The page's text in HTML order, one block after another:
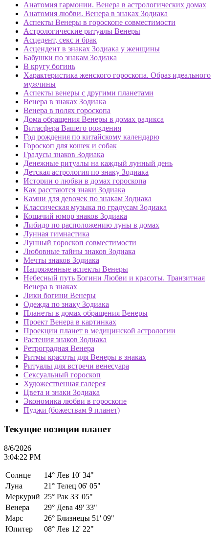
Анатомия гармонии. Венера в астрологических домах
Анатомия любви. Венера в знаках Зодиака
Аспекты Венеры в гороскопе совместимости
Астрологические ритуалы Венеры
Асцедент, секс и брак
Асцендент в знаках Зодиака у женщины
Бабушки по знакам Зодиака
В кругу богинь
Характеристика женского гороскопа. Образ идеального
мужчины
Аспекты венеры с другими планетами
Венера в знаках Зодиака
Венера в полях гороскопа
Дома обращения Венеры в домах радикса
Витасфера Вашего рождения
Год рождения по китайскому календарю
Гороскоп для кошек и собак
Градусы знаков Зодиака
Денежные ритуалы на каждый лунный день
Детская астрология по знаку Зодиака
Истории о любви в домах гороскопа
Как расстаются знаки Зодиака
Камни для девочек по знакам Зодиака
Классическая музыка по градусам Зодиака
Кошачий юмор знаков Зодиака
Либидо по расположению луны в домах
Лунная гимнастика
Лунный гороскоп совместимости
Любовные тайны знаков Зодиака
Мечты знаков Зодиака
Напряженные аспекты Венеры
Небесный путь Богини Любви и красоты. Транзитная
Венера в знаках
Лики богини Венеры
Одежда по знаку Зодиака
Планеты в домах обращения Венеры
Проект Венера в картинках
Проекции планет в медицинской астрологии
Растения знаков Зодиака
Ретроградная Венера
Ритмы красоты для Венеры в знаках
Ритуалы для встречи венесуара
Сексуальный гороскоп
Художественная галерея
Цвета и знаки Зодиака
Экономика любви в гороскопе
Пуджи (божествам 9 планет)
Текущие позиции планет
8/6/2026
3:04:22 PM
Солнце 14° Лев 10' 34"
Луна
21° Телец 06' 05"
Меркурий 25° Рак 33' 05"
Венера
29° Дева 49' 33"
Марс
26° Близнецы 51' 09"
Юпитер
08° Лев 12' 22"